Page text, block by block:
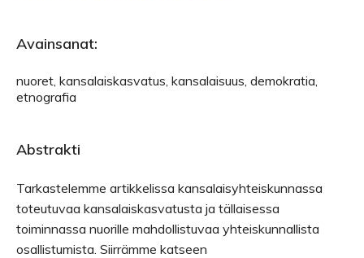
Avainsanat:
nuoret, kansalaiskasvatus, kansalaisuus, demokratia,
etnografia
Abstrakti
Tarkastelemme artikkelissa kansalaisyhteiskunnassa
toteutuvaa kansalaiskasvatusta ja tällaisessa
toiminnassa nuorille mahdollistuvaa yhteiskunnallista
osallistumista. Siirrämme katseen